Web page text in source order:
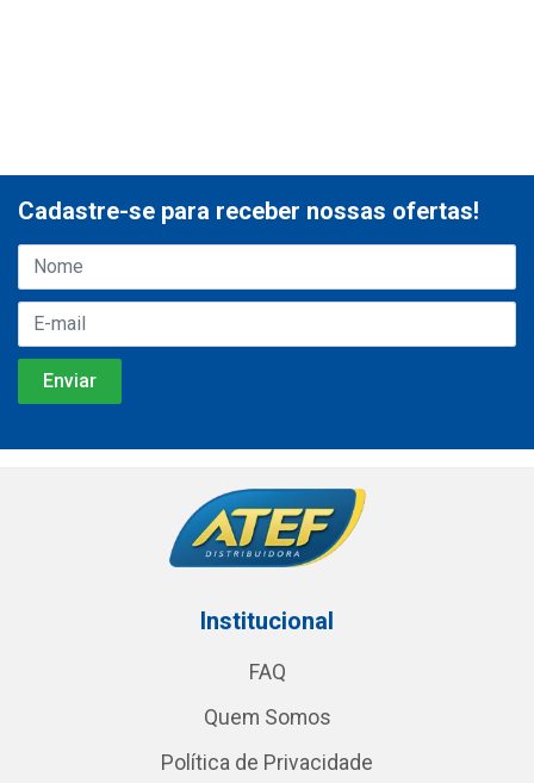
Cadastre-se para receber nossas ofertas!
Institucional
FAQ
Quem Somos
Política de Privacidade